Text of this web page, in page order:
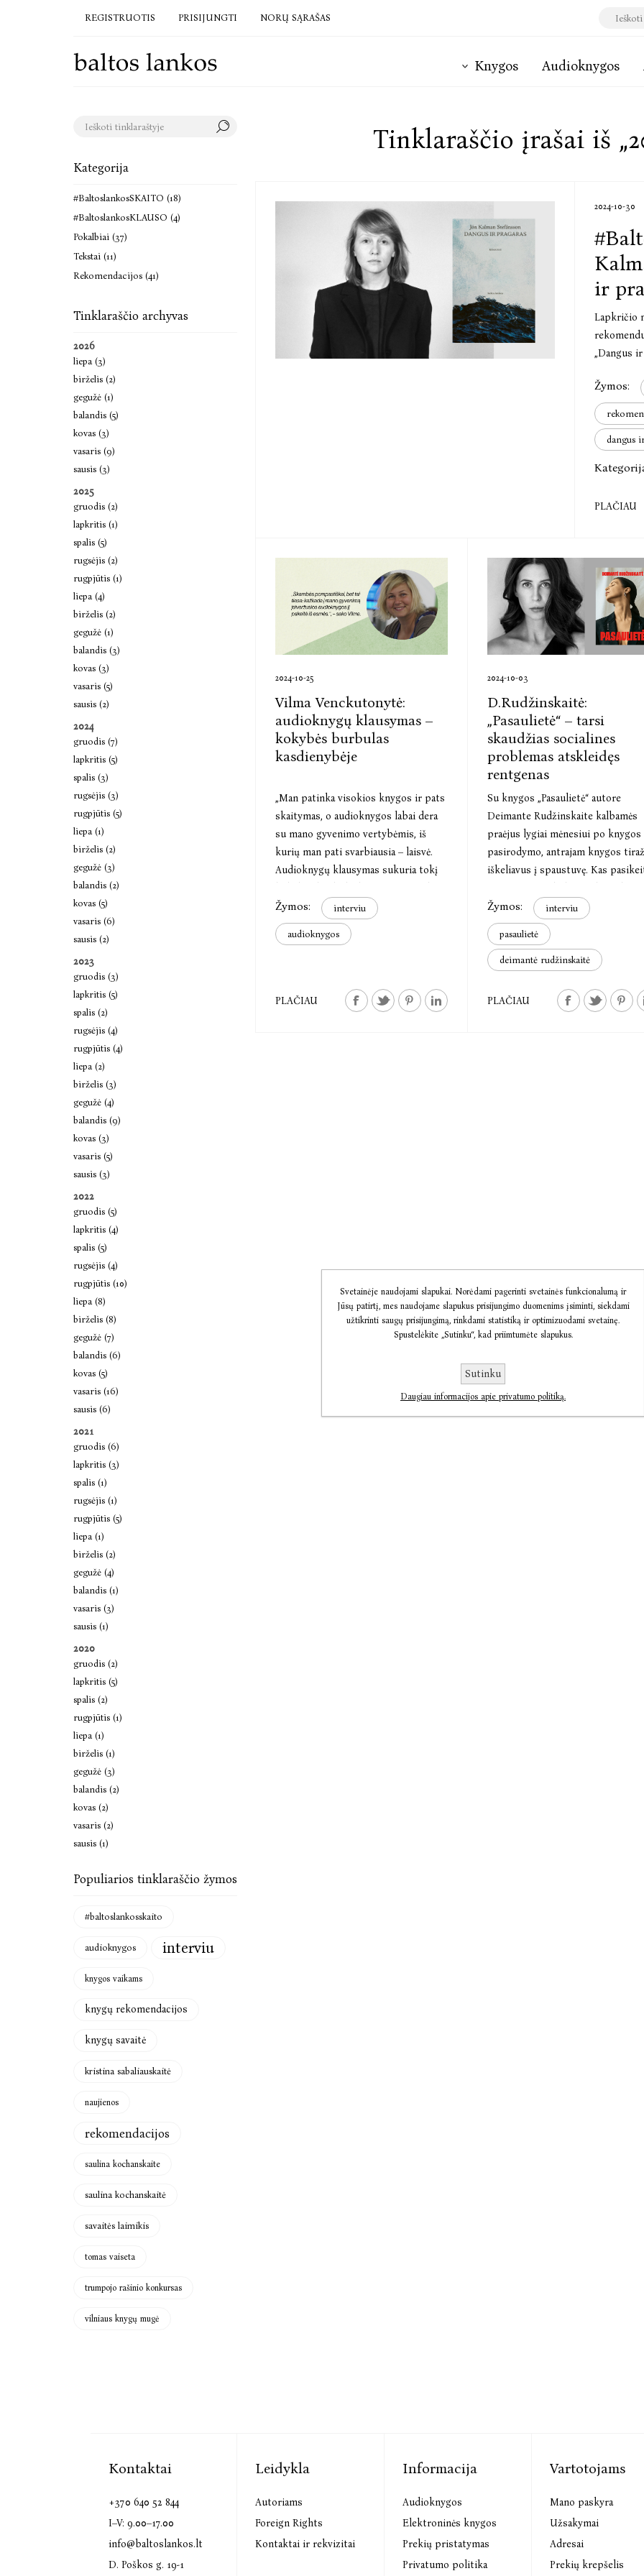
REGISTRUOTIS PRISIJUNGTI NORŲ SĄRAŠAS
Knygos Audioknygos
Tinklaraščio įrašai iš
2024-10-30
ir
Lapkričio
„Dangus ir
Žymos:
dangus
PLAČIAU
2024-10-25
Vilma Venckutonytė:
audioknygų klausymas –
kokybės burbulas
kasdienybėje
„Man patinka visokios knygos ir pats
skaitymas, o audioknygos labai dera
su mano gyvenimo vertybėmis, iš
kurių man pati svarbiausia – laisvė.
Audioknygų klausymas sukuria tokį
ir mėgautis į ausį pasakojama istorija“,
– sako Vilma Venckutonytė.
Žymos: interviu
audioknygos
PLAČIAU
2024-10-03
D.Rudžinskaitė:
„Pasaulietė“ – tarsi
skaudžias socialines
problemas atskleidęs
rentgenas
Su knygos „Pasaulietė“ autore
Deimante Rudžinskaite kalbamės
praėjus lygiai mėnesiui po knygos
pasirodymo, antrajam knygos
iškeliavus į spaustuvę. Kas
autorė sulaukė ir kas ją labiausiai
nustebino?
Žymos: interviu
pasaulietė
deimantė rudžinskaitė
PLAČIAU
Kategorija
#BaltoslankosSKAITO (18)
#BaltoslankosKLAUSO (4)
Pokalbiai (37)
Tekstai (11)
Rekomendacijos (41)
Tinklaraščio archyvas
2026
liepa (3)
birželis (2)
gegužė (1)
balandis (5)
kovas (3)
vasaris (9)
sausis (3)
2025
gruodis (2)
lapkritis (1)
spalis (5)
rugsėjis (2)
rugpjūtis (1)
liepa (4)
birželis (2)
gegužė (1)
balandis (3)
kovas (3)
vasaris (5)
sausis (2)
2024
gruodis (7)
lapkritis (5)
spalis (3)
rugsėjis (3)
rugpjūtis (5)
liepa (1)
birželis (2)
gegužė (3)
balandis (2)
kovas (5)
vasaris (6)
sausis (2)
2023
gruodis (3)
lapkritis (5)
spalis (2)
rugsėjis (4)
rugpjūtis (4)
liepa (2)
birželis (3)
gegužė (4)
balandis (9)
kovas (3)
vasaris (5)
sausis (3)
2022
gruodis (5)
lapkritis (4)
spalis (5)
rugsėjis (4)
rugpjūtis (10)
liepa (8)
birželis (8)
gegužė (7)
balandis (6)
kovas (5)
vasaris (16)
sausis (6)
2021
gruodis (6)
lapkritis (3)
spalis (1)
rugsėjis (1)
rugpjūtis (5)
liepa (1)
birželis (2)
gegužė (4)
balandis (1)
vasaris (3)
sausis (1)
2020
gruodis (2)
lapkritis (5)
spalis (2)
rugpjūtis (1)
liepa (1)
birželis (1)
gegužė (3)
balandis (2)
kovas (2)
vasaris (2)
sausis (1)
Populiarios tinklaraščio žymos
#baltoslankosskaito
audioknygos interviu
knygos vaikams
knygų rekomendacijos
knygų savaitė
kristina sabaliauskaitė
naujienos
rekomendacijos
saulina kochanskaite
saulina kochanskaitė
savaitės laimikis
tomas vaiseta
trumpojo rašinio konkursas
vilniaus knygų mugė
Kontaktai
+370 640 52 844
I–V: 9.00–17.00
info@baltoslankos.lt
D. Poškos g. 19-1
Leidykla
Autoriams
Foreign Rights
Kontaktai ir rekvizitai
Informacija
Audioknygos
Elektroninės knygos
Prekių pristatymas
Privatumo politika
Vartotojams
Mano paskyra
Užsakymai
Adresai
Prekių krepšelis
Svetainėje naudojami slapukai. Norėdami pagerinti svetainės funkcionalumą ir
Jūsų patirtį, mes naudojame slapukus prisijungimo duomenims įsiminti, siekdami
užtikrinti saugų prisijungimą, rinkdami statistiką ir optimizuodami svetainę.
Spustelėkite „Sutinku“, kad priimtumėte slapukus.
Sutinku
Daugiau informacijos apie privatumo politiką.